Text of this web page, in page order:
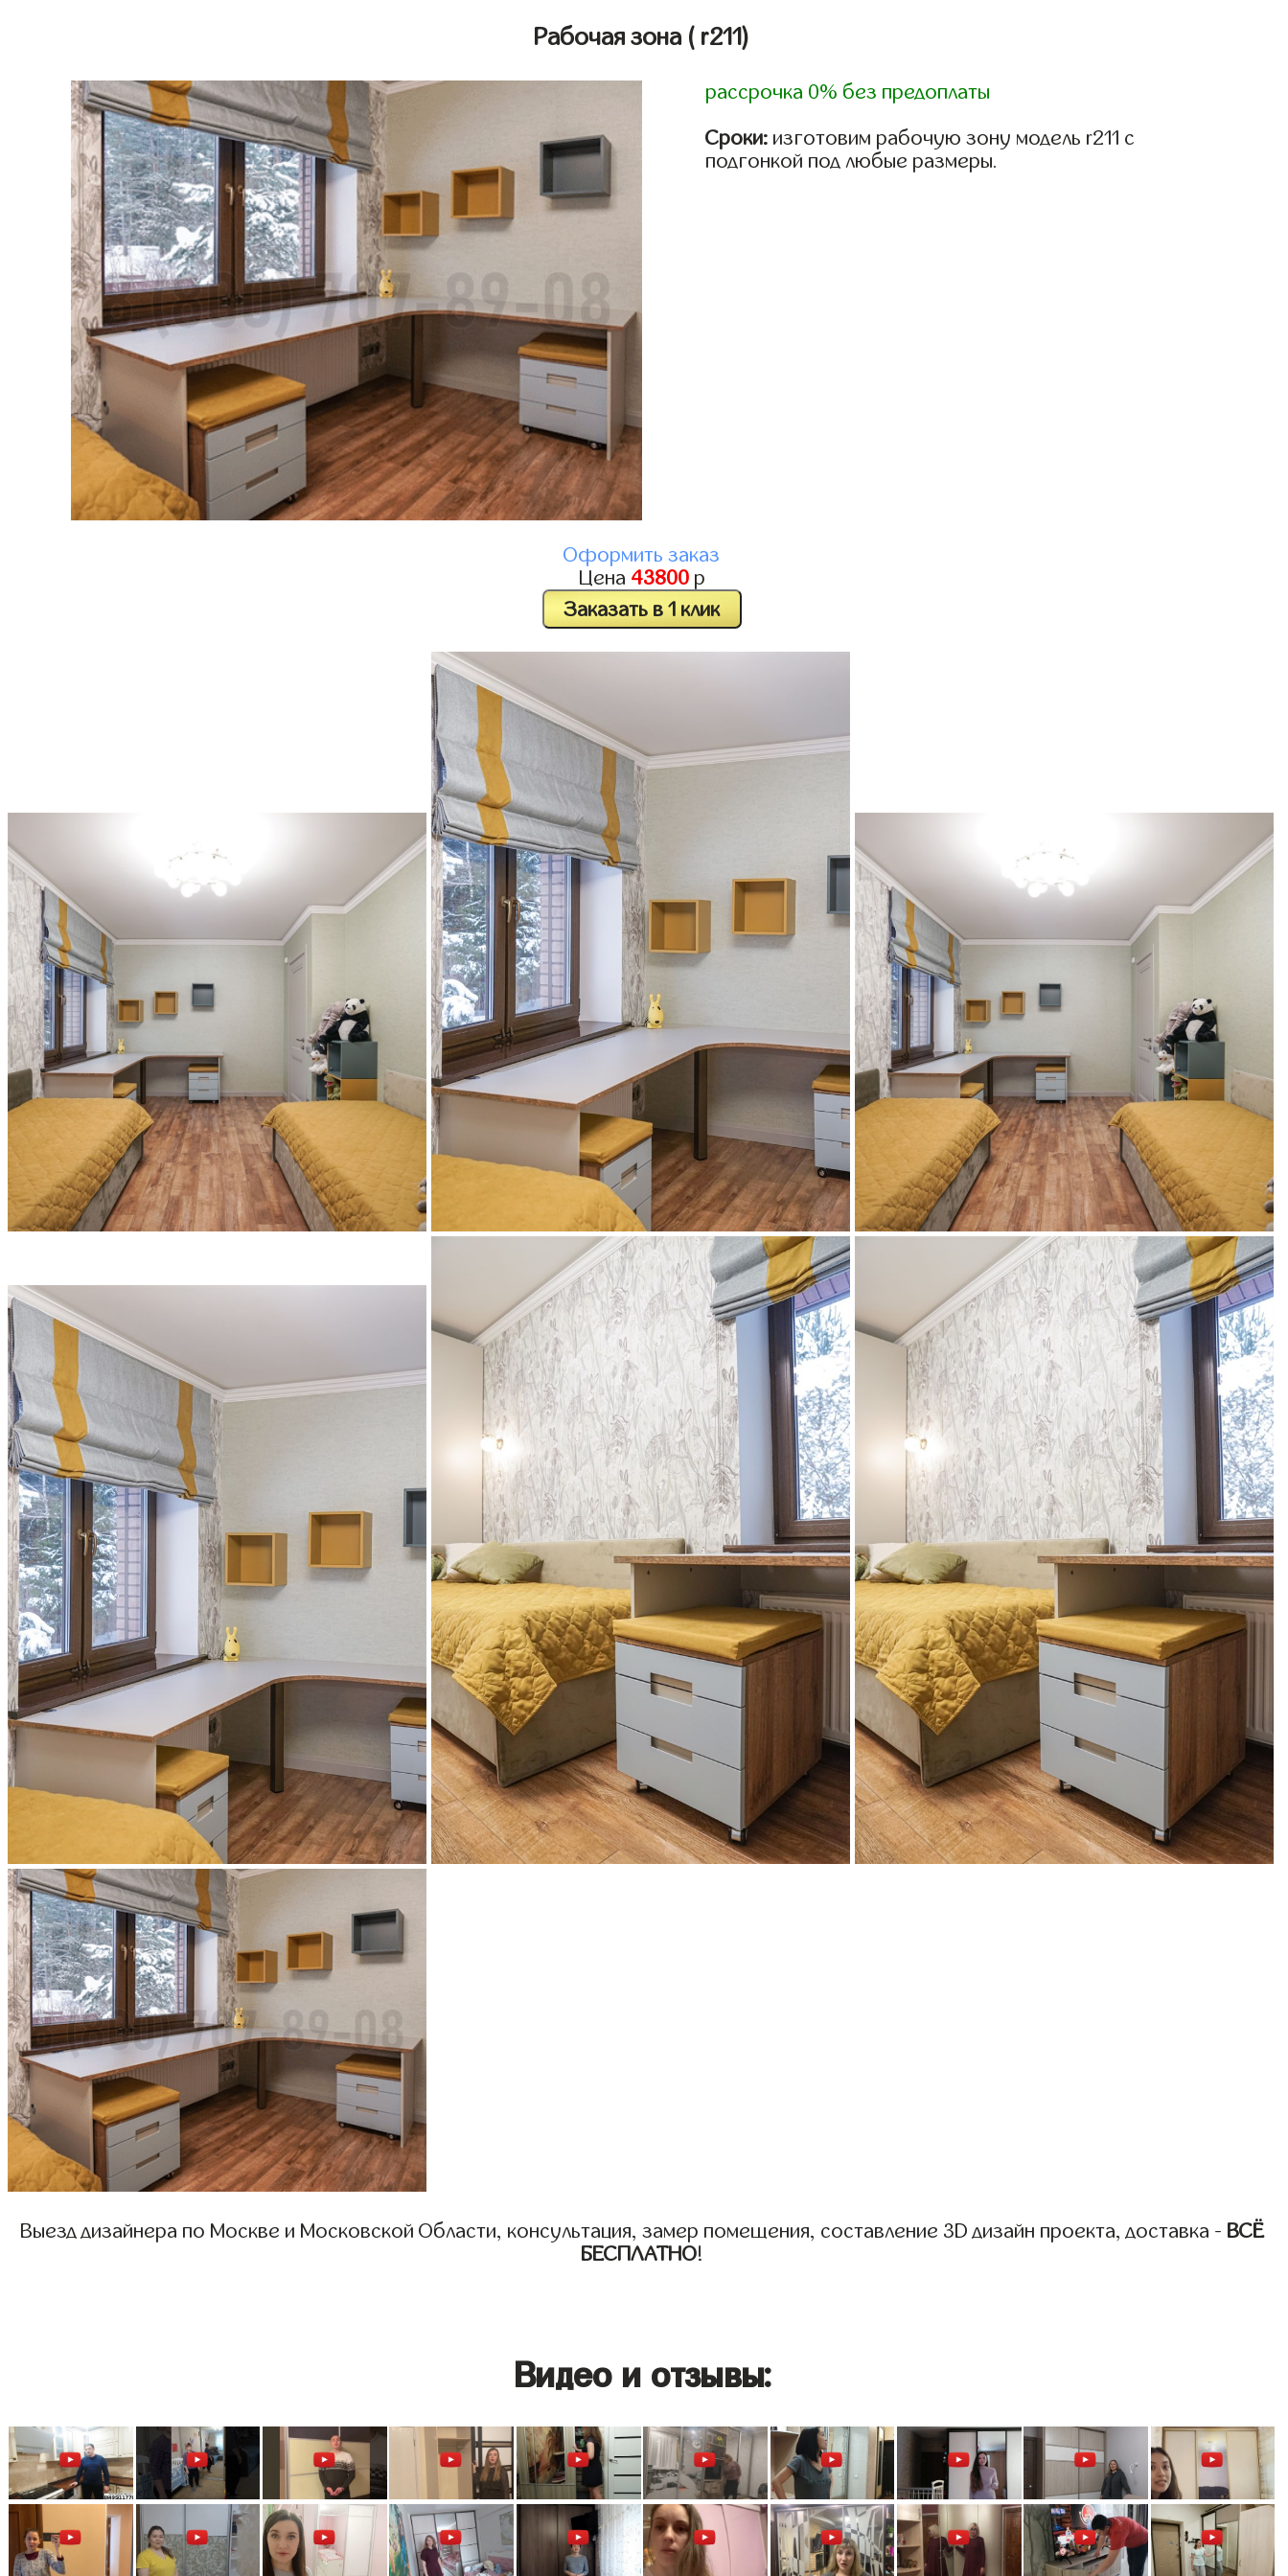
Рабочая зона ( r211)
рассрочка 0% без предоплаты
Сроки: изготовим рабочую зону модель r211 с
подгонкой под любые размеры.
Оформить заказ
Цена 43800р
Заказать в 1 клик
Выезд дизайнера по Москве и Московской Области, консультация, замер помещения, составление 3D дизайн проекта, доставка - ВСЁ
БЕСПЛАТНО!
Видео и отзывы: